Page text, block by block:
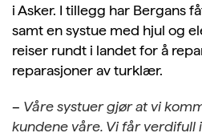
i Asker. I tillegg har Bergans
samt en systue med hjul og
reiser rundt i landet for å
reparasjoner av turklær.
– Våre systuer gjør at vi
kundene våre. Vi får verdifull